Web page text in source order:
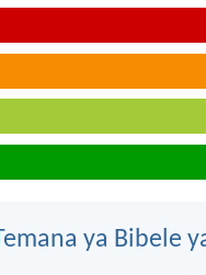
ya Bibele